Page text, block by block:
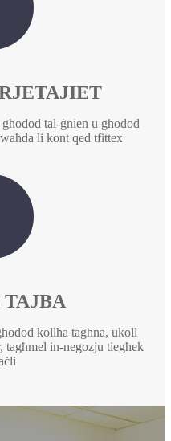
tal-ġnien u għodod
li kont qed tfittex
TAJBA
kollha tagħna, ukoll
in-negozju tiegħek